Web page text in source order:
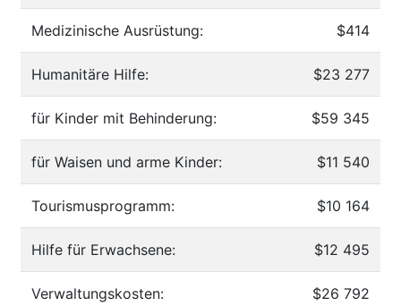
Medizinische Ausrüstung: $414
Humanitäre Hilfe: $23 277
für Kinder mit Behinderung: $59 345
für Waisen und arme Kinder: $11 540
Tourismusprogramm: $10 164
Hilfe für Erwachsene: $12 495
Verwaltungskosten: $26 792